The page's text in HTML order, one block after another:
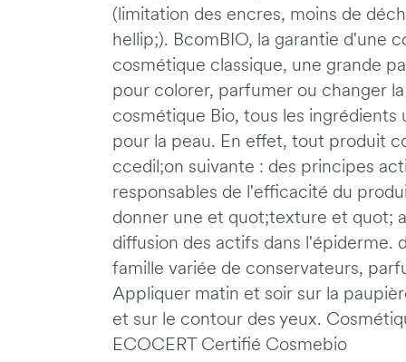
(limitation des encres, moins de
hellip;). BcomBIO, la garantie d'une
cosmétique classique, une grande
pour colorer, parfumer ou changer
cosmétique Bio, tous les
pour la peau. En effet, tout produit
ccedil;on suivante : des principes
responsables de l'efficacité du
donner une et quot;texture et quot;
diffusion des actifs dans l'épiderme.
famille variée de conservateurs,
Appliquer matin et soir sur la
et sur le contour des yeux.
ECOCERT Certifié Cosmebio